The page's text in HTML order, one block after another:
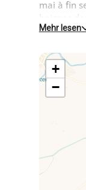
mai à fin
baigner
m) au gîte
Vous
équipée
sanitaires
salle
chambre
lits 1
des
aménagés.
Un grand
la
Mehr lesen
+
−